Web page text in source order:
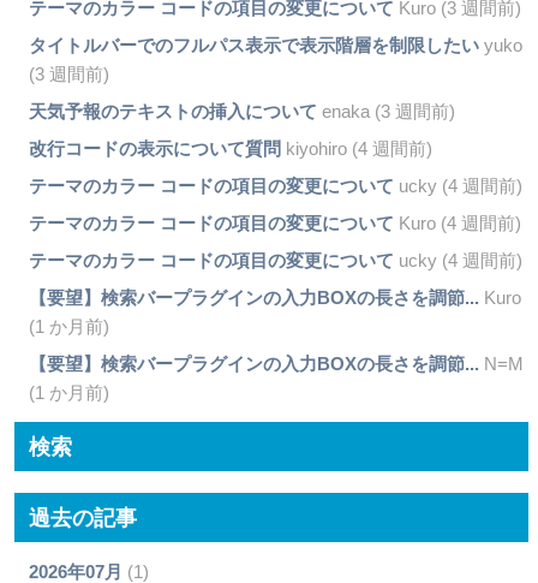
テーマのカラー コードの項目の変更について Kuro (3 週間前)
タイトルバーでのフルパス表示で表示階層を制限したいyuko
(3 週間前)
天気予報のテキストの挿入について enaka (3 週間前)
改行コードの表示について質問 kiyohiro (4 週間前)
テーマのカラー コードの項目の変更について ucky (4 週間前)
テーマのカラー コードの項目の変更について Kuro (4 週間前)
テーマのカラー コードの項目の変更について ucky (4 週間前)
【要望】検索バープラグインの入力BOXの長さを調節... Kuro
(1 か月前)
【要望】検索バープラグインの入力BOXの長さを調節... N=M
(1 か月前)
検索
過去の記事
2026年07月 (1)